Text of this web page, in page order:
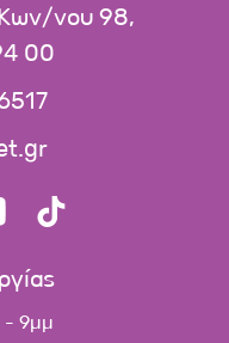
νου 98,
00
- 9μμ